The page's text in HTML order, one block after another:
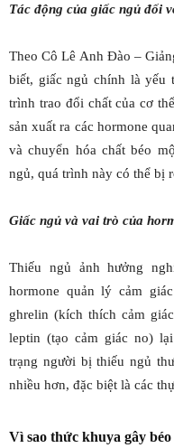
Tác động của giấc ngủ đối
Theo Cô Lê Anh Đào –
biết, giấc ngủ chính là yếu
trình trao đổi chất của cơ
sản xuất ra các hormone
và chuyển hóa chất béo
ngủ, quá trình này có thể bị
Giấc ngủ và vai trò của
Thiếu ngủ ảnh hưởng
hormone quản lý cảm
ghrelin (kích thích cảm
leptin (tạo cảm giác no)
trạng người bị thiếu ngủ
nhiều hơn, đặc biệt là các
Vì sao thức khuya gây